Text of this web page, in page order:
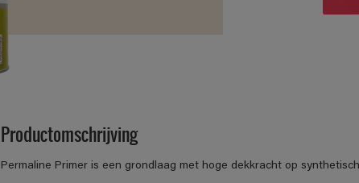
Productomschrijving
Permaline Primer is een grondlaag met hoge dekkracht op